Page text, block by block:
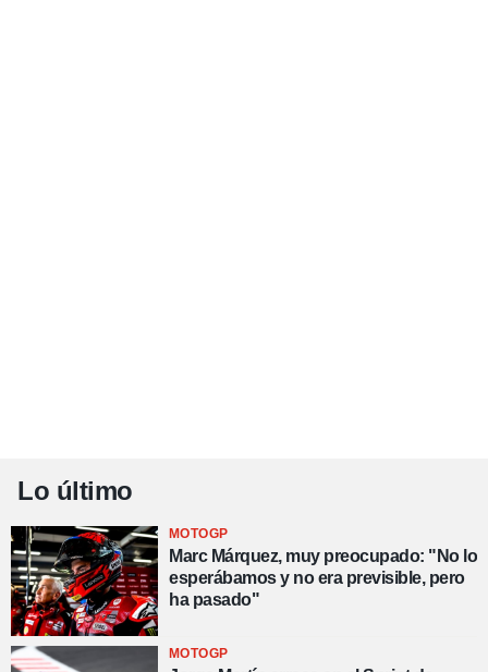
Lo último
MOTOGP
Marc Márquez, muy preocupado: "No lo
esperábamos y no era previsible, pero
ha pasado"
MOTOGP